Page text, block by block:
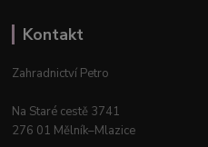
Kontakt
Zahradnictví Petro
Na Staré cestě 3741
276 01 Mělník–Mlazice